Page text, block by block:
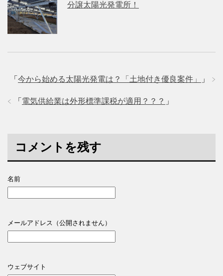
分譲太陽光発電所！
「 今から始める太陽光発電は？「土地付き優良案件」 」
「 電気供給業は外形標準課税が適用？？？ 」
コメントを残す
名前
メールアドレス（公開されません）
ウェブサイト